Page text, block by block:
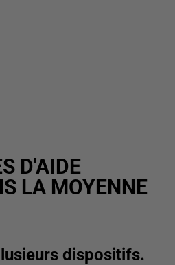
D'AIDE
LA MOYENNE
dispositifs.